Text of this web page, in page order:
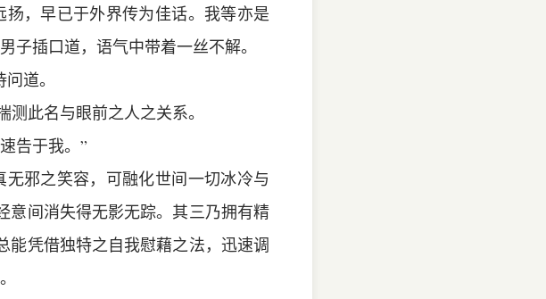
，早已于外界传为佳话。我等亦是
子插口道，语气中带着一丝不解。
道。
此名与眼前之人之关系。
告于我。”
邪之笑容，可融化世间一切冰冷与
意间消失得无影无踪。其三乃拥有精
能凭借独特之自我慰藉之法，迅速调